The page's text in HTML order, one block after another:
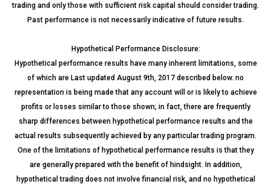
trading and only those with sufficient risk capital should consider trading.
Past performance is not necessarily indicative of future results.
Hypothetical Performance Disclosure:
Hypothetical performance results have many inherent limitations, some
of which are Last updated August 9th, 2017 described below. no
representation is being made that any account will or is likely to achieve
profits or losses similar to those shown; in fact, there are frequently
sharp differences between hypothetical performance results and the
actual results subsequently achieved by any particular trading program.
One of the limitations of hypothetical performance results is that they
are generally prepared with the benefit of hindsight. In addition,
hypothetical trading does not involve financial risk, and no hypothetical